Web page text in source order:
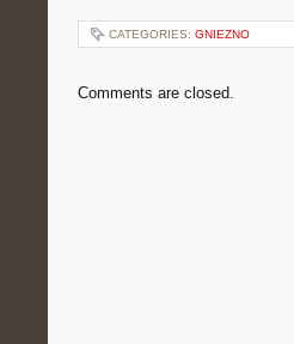
CATEGORIES: GNIEZNO
Comments are closed.